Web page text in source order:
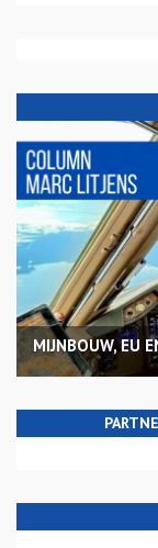
MIJNBOUW, EU